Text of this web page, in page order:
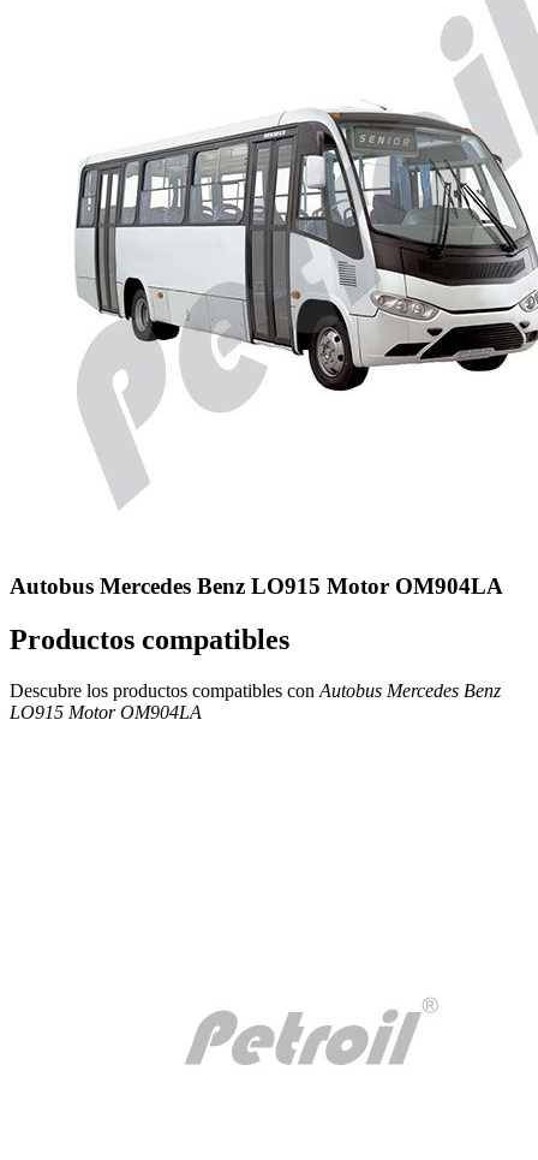
Autobus Mercedes Benz LO915 Motor OM904LA
Productos compatibles
Descubre los productos compatibles con Autobus Mercedes Benz
LO915 Motor OM904LA